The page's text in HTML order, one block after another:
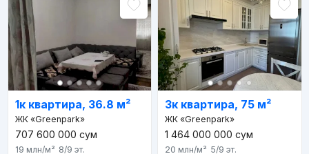
1к квартира, 36.8 м²
ЖК «Greenpark»
707 600 000 сум
19 млн/м² 8/9 эт.
3к квартира, 75 м²
ЖК «Greenpark»
1 464 000 000 сум
20 млн/м² 5/9 эт.